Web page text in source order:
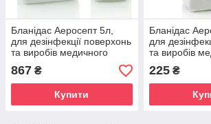
Бланідас Аеросепт 5л,
для дезінфекції поверхонь
та виробів медичного
призначення
867 ₴
Купити
Бланідас
для
та виробів
призначення
225₴